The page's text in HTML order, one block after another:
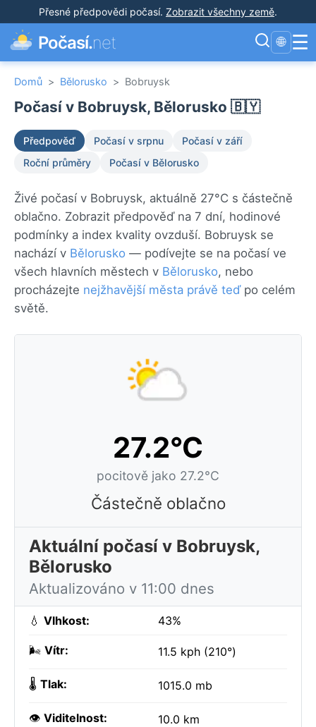
Přesné předpovědi počasí. Zobrazit všechny země.
Počasí.net 🌐 ☰
Domů > Bělorusko > Bobruysk
Počasí v Bobruysk, Bělorusko 🇧🇾
Předpověď Počasí v srpnu
Počasí v září
Roční průměry
Počasí v Bělorusko
Živé počasí v Bobruysk, aktuálně 27°C s částečně
oblačno. Zobrazit předpověď na 7 dní, hodinové
podmínky a index kvality ovzduší. Bobruysk se
nachází v Bělorusko — podívejte se na počasí ve
všech hlavních městech v Bělorusko, nebo
procházejte nejžhavější města právě teďpo celém
světě.
27.2°C
pocitově jako 27.2°C
Částečně oblačno
Aktuální počasí v Bobruysk,
Bělorusko
Aktualizováno v 11:00 dnes
💧 Vlhkost: 43%
🌬️ Vítr: 11.5 kph (210°)
🌡️ Tlak: 1015.0 mb
👁️ Viditelnost: 10.0 km